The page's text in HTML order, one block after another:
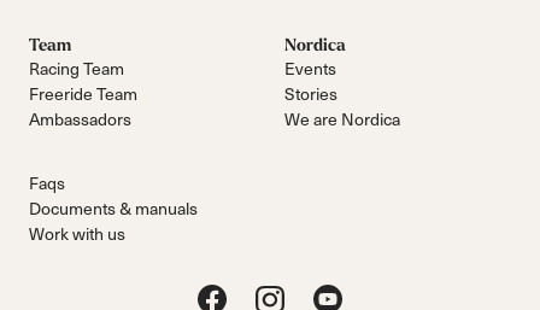
Team
Racing Team
Freeride Team
Ambassadors
Nordica
Events
Stories
We are Nordica
Faqs
Documents & manuals
Work with us